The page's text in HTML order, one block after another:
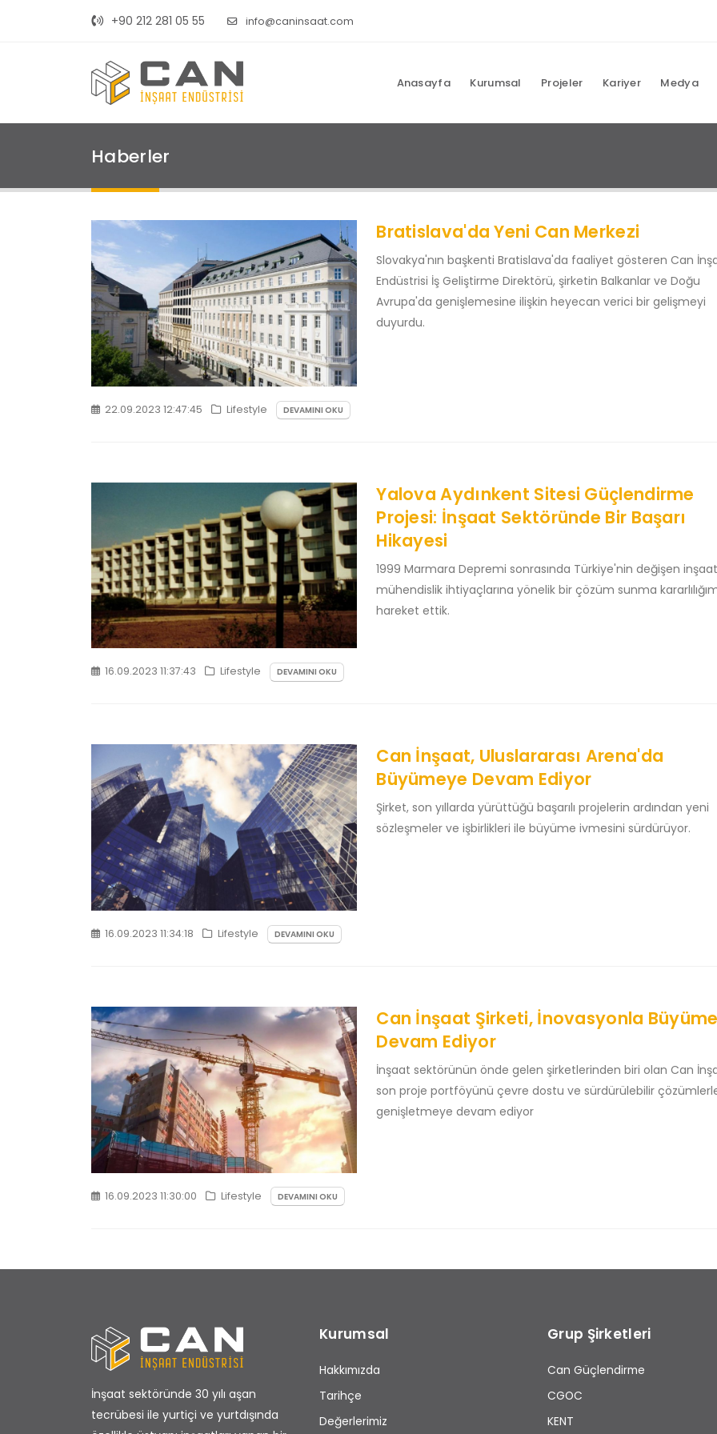
+90 212 281 05 55 info@caninsaat.com
Anasayfa Kurumsal Projeler Kariyer Medya
Haberler
Bratislava'da Yeni Can Merkezi
Slovakya'nın başkenti Bratislava'da faaliyet gösteren Can
Endüstrisi İş Geliştirme Direktörü, şirketin Balkanlar ve Doğu
Avrupa'da genişlemesine ilişkin heyecan verici bir gelişmeyi
duyurdu.
22.09.2023 12:47:45 Lifestyle DEVAMINI OKU
Yalova Aydınkent Sitesi Güçlendirme
Projesi: İnşaat Sektöründe Bir Başarı
Hikayesi
1999 Marmara Depremi sonrasında Türkiye'nin değişen
mühendislik ihtiyaçlarına yönelik bir çözüm sunma
hareket ettik.
16.09.2023 11:37:43 Lifestyle DEVAMINI OKU
Can İnşaat, Uluslararası Arena'da
Büyümeye Devam Ediyor
Şirket, son yıllarda yürüttüğü başarılı projelerin ardından yeni
sözleşmeler ve işbirlikleri ile büyüme ivmesini sürdürüyor.
16.09.2023 11:34:18 Lifestyle DEVAMINI OKU
Can İnşaat Şirketi, İnovasyonla
Devam Ediyor
İnşaat sektörünün önde gelen şirketlerinden biri olan Can
son proje portföyünü çevre dostu ve sürdürülebilir
genişletmeye devam ediyor
16.09.2023 11:30:00 Lifestyle DEVAMINI OKU
İnşaat sektöründe 30 yılı aşan
tecrübesi ile yurtiçi ve yurtdışında
Kurumsal
Hakkımızda
Tarihçe
Değerlerimiz
Grup Şirketleri
Can Güçlendirme
CGOC
KENT